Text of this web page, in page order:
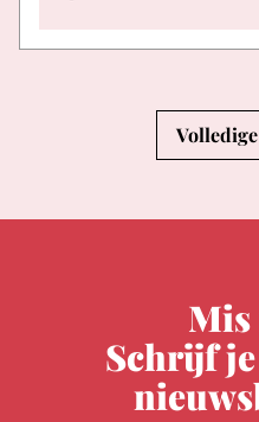
Schrijf